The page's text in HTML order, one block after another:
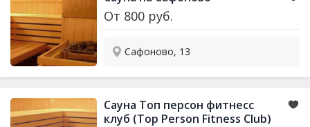
От 800 руб.
Сафоново, 13
Сауна Топ персон фитнесс
клуб (Top Person Fitness Club)